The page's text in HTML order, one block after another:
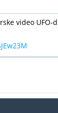
video UFO-